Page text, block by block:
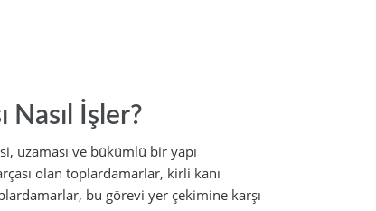
Nasıl İşler?
uzaması ve bükümlü bir yapı
olan toplardamarlar, kirli kanı
bu görevi yer çekimine karşı